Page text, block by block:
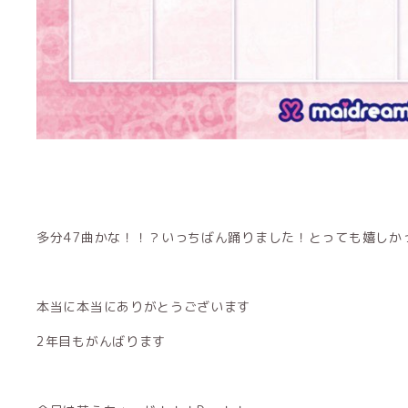
多分47曲かな！！？いっちばん踊りました！とっても嬉しか
本当に本当にありがとうございます
2年目もがんばります